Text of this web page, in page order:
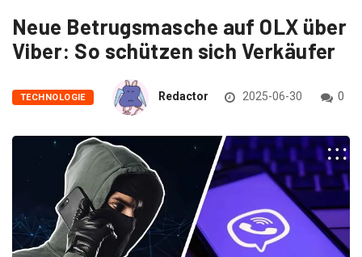
Nichterscheinen
im
Neue Betrugsmasche auf OLX über
Viber: So schützen sich Verkäufer
TECHNOLOGIE Redactor 2025-06-30 0